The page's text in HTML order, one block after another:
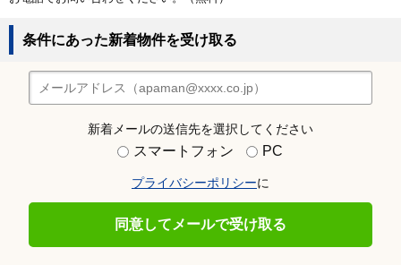
条件にあった新着物件を受け取る
新着メールの送信先を選択してください
スマートフォン PC
プライバシーポリシーに
同意してメールで受け取る